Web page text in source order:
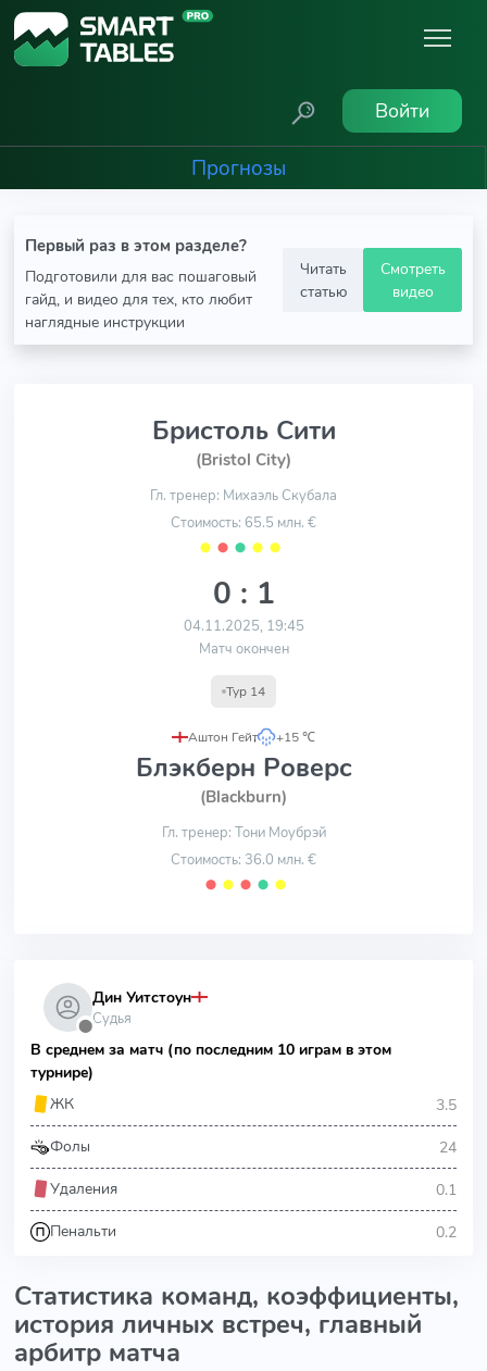
Войти
Прогнозы
Первый раз в этом разделе?
Подготовили для вас пошаговый
гайд, и видео для тех, кто любит
наглядные инструкции
Читать
статью
Смотреть
видео
Бристоль Сити
(Bristol City)
Гл. тренер: Михаэль Скубала
Стоимость: 65.5 млн. €
⬤ ⬤ ⬤ ⬤ ⬤
0 : 1
04.11.2025, 19:45
Матч окончен
Тур 14
Аштон Гейт
, +15 ℃
Блэкберн Роверс
(Blackburn)
Гл. тренер: Тони Моубрэй
Стоимость: 36.0 млн. €
⬤ ⬤ ⬤ ⬤ ⬤
⬤
Дин Уитстоун
Судья
В среднем за матч (по последним 10 играм в этом
турнире)
ЖК
3.5
Фолы 24
Удаления 0.1
Пенальти 0.2
Статистика команд, коэффициенты,
история личных встреч, главный
арбитр матча